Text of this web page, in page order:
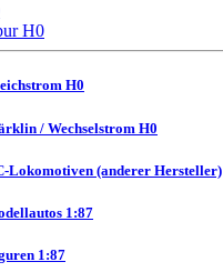
H0
H0
/ Wechselstrom H0
Lokomotiven (anderer Hersteller)
1:87
1:87